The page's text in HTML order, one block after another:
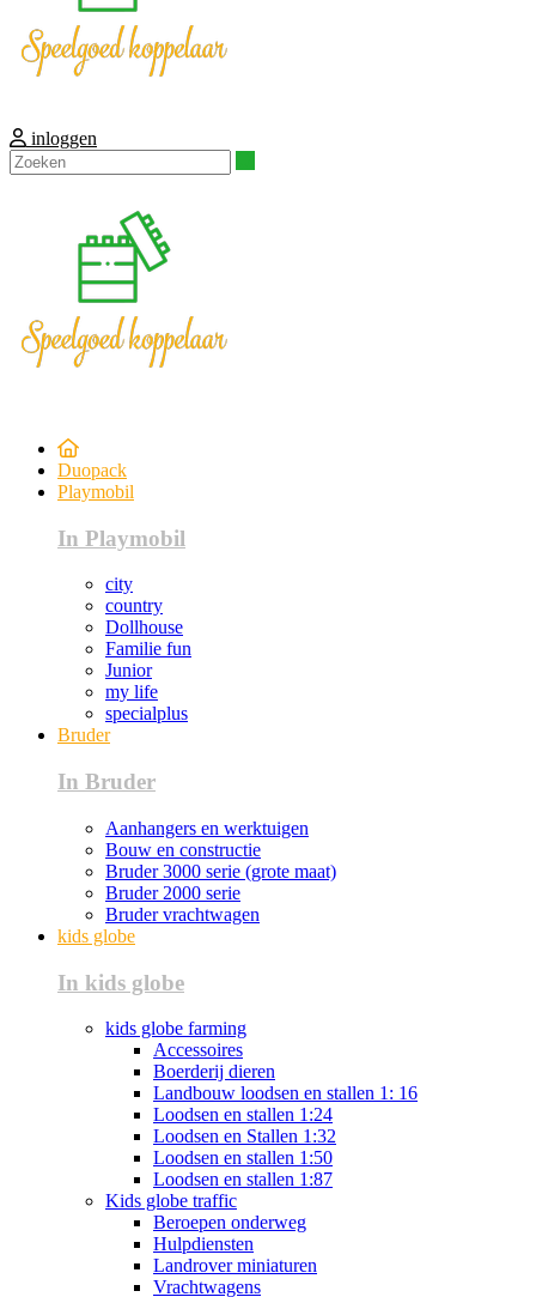
inloggen
Duopack
Playmobil
In Playmobil
city
country
Dollhouse
Familie fun
Junior
my life
specialplus
Bruder
In Bruder
Aanhangers en werktuigen
Bouw en constructie
Bruder 3000 serie (grote maat)
Bruder 2000 serie
Bruder vrachtwagen
kids globe
In kids globe
kids globe farming
Accessoires
Boerderij dieren
Landbouw loodsen en stallen 1: 16
Loodsen en stallen 1:24
Loodsen en Stallen 1:32
Loodsen en stallen 1:50
Loodsen en stallen 1:87
Kids globe traffic
Beroepen onderweg
Hulpdiensten
Landrover miniaturen
Vrachtwagens